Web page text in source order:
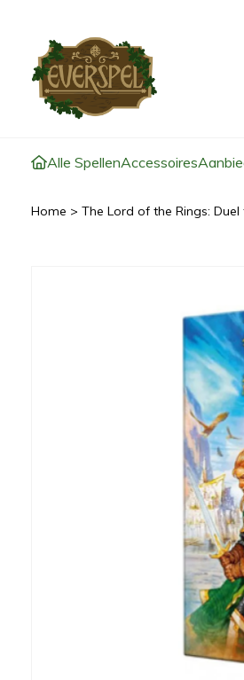
Alle SpellenAccessoires
Home > The Lord of the Rings: